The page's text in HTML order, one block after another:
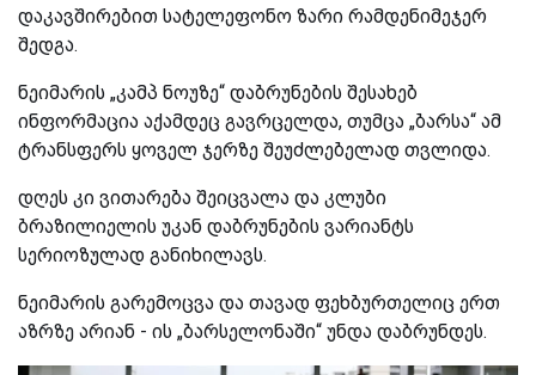
დაკავშირებით სატელეფონო ზარი რამდენიმეჯერ
შედგა.
ნეიმარის „კამპ ნოუზე“ დაბრუნების შესახებ
ინფორმაცია აქამდეც გავრცელდა, თუმცა „ბარსა“ ამ
ტრანსფერს ყოველ ჯერზე შეუძლებელად თვლიდა.
დღეს კი ვითარება შეიცვალა და კლუბი
ბრაზილიელის უკან დაბრუნების ვარიანტს
სერიოზულად განიხილავს.
ნეიმარის გარემოცვა და თავად ფეხბურთელიც ერთ
აზრზე არიან - ის „ბარსელონაში“ უნდა დაბრუნდეს.